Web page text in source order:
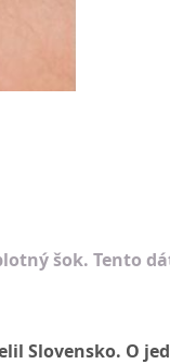
šok. Tento
Slovensko. O